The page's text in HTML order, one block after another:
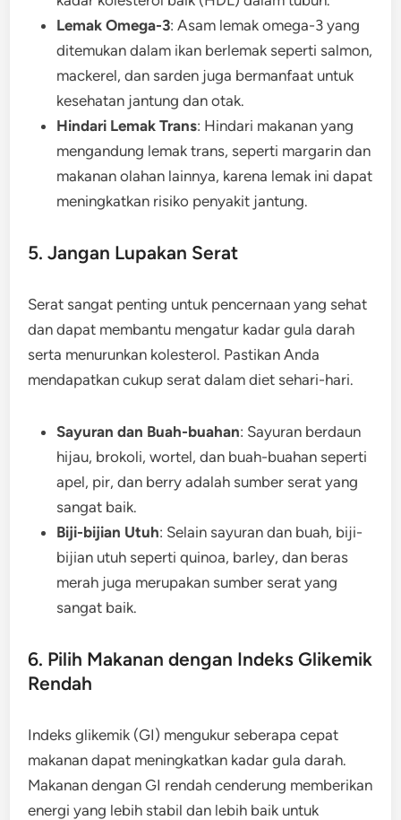
Lemak Omega-3: Asam lemak omega-3 yang
ditemukan dalam ikan berlemak seperti salmon,
mackerel, dan sarden juga bermanfaat untuk
kesehatan jantung dan otak.
Hindari Lemak Trans: Hindari makanan yang
mengandung lemak trans, seperti margarin dan
makanan olahan lainnya, karena lemak ini dapat
meningkatkan risiko penyakit jantung.
5. Jangan Lupakan Serat
Serat sangat penting untuk pencernaan yang sehat
dan dapat membantu mengatur kadar gula darah
serta menurunkan kolesterol. Pastikan Anda
mendapatkan cukup serat dalam diet sehari-hari.
Sayuran dan Buah-buahan: Sayuran berdaun
hijau, brokoli, wortel, dan buah-buahan seperti
apel, pir, dan berry adalah sumber serat yang
sangat baik.
Biji-bijian Utuh: Selain sayuran dan buah, biji-
bijian utuh seperti quinoa, barley, dan beras
merah juga merupakan sumber serat yang
sangat baik.
6. Pilih Makanan dengan Indeks Glikemik
Rendah
Indeks glikemik (GI) mengukur seberapa cepat
makanan dapat meningkatkan kadar gula darah.
Makanan dengan GI rendah cenderung memberikan
energi yang lebih stabil dan lebih baik untuk